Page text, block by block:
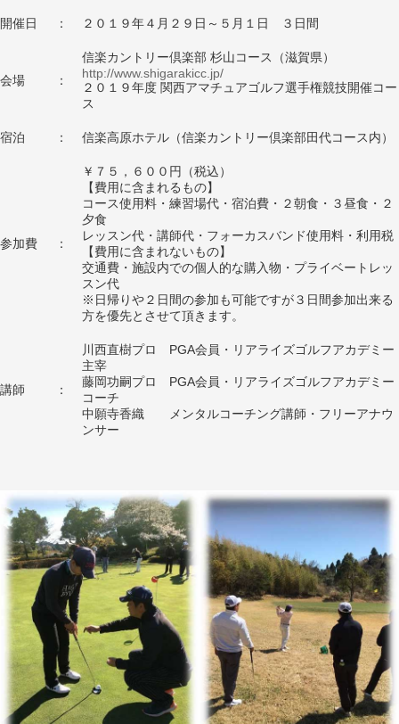
開催日 ： ２０１９年４月２９日～５月１日 ３日間
会場 ：
信楽カントリー倶楽部 杉山コース（滋賀県）
http://www.shigarakicc.jp/
２０１９年度 関西アマチュアゴルフ選手権競技開催コー
ス
宿泊 ： 信楽高原ホテル（信楽カントリー倶楽部田代コース内）
参加費 ：
￥７５，６００円（税込）
【費用に含まれるもの】
コース使用料・練習場代・宿泊費・２朝食・３昼食・２
夕食
レッスン代・講師代・フォーカスバンド使用料・利用税
【費用に含まれないもの】
交通費・施設内での個人的な購入物・プライベートレッ
スン代
※日帰りや２日間の参加も可能ですが３日間参加出来る
方を優先とさせて頂きます。
講師 ：
川西直樹プロ PGA会員・リアライズゴルフアカデミー
主宰
藤岡功嗣プロ PGA会員・リアライズゴルフアカデミー
コーチ
中願寺香織 メンタルコーチング講師・フリーアナウ
ンサー